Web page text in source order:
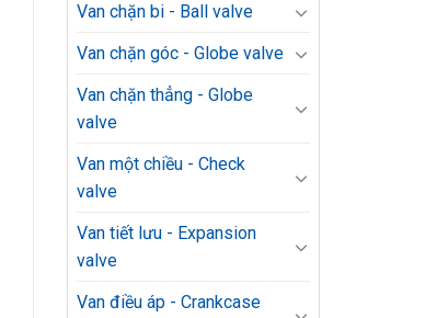
Van chặn bi - Ball valve
Van chặn góc - Globe valve
Van chặn thẳng - Globe
valve
Van một chiều - Check
valve
Van tiết lưu - Expansion
valve
Van điều áp - Crankcase